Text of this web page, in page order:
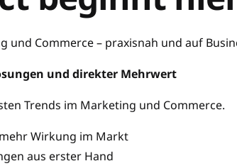
Commerce – praxisnah und auf
und direkter Mehrwert
Trends im Marketing und Commerce.
Wirkung im Markt
aus erster Hand